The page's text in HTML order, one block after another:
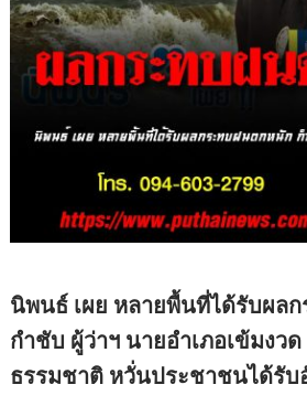
นิพนธ์ เผย หลายพื้นที่ได้รับผล
กำชับ ผู้ว่าฯ นายอำเภอเข้มงว
ธรรมชาติ หวั่นประชาชนได้รับ